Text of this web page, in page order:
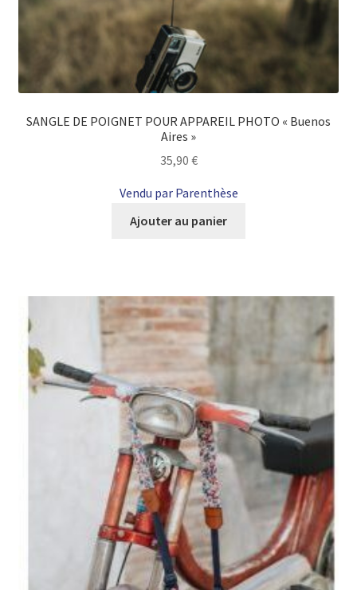
SANGLE DE POIGNET POUR APPAREIL PHOTO « Buenos
Aires »
35,90 €
Vendu par Parenthèse
Ajouter au panier